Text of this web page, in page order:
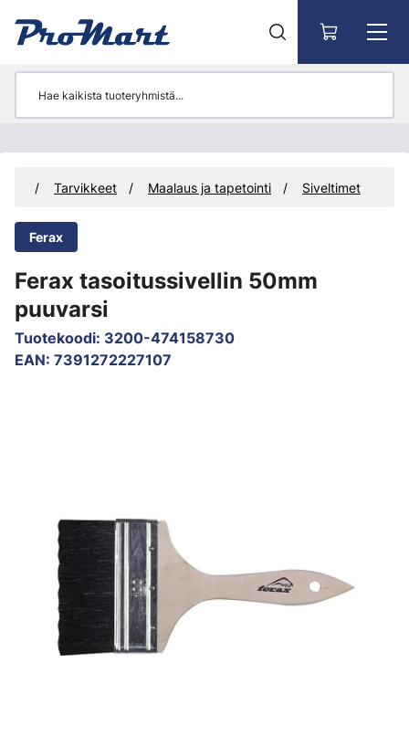
Tarvikkeet Maalaus ja tapetointi Siveltimet
Ferax
Ferax tasoitussivellin 50mm
puuvarsi
Tuotekoodi: 3200-474158730
EAN: 7391272227107